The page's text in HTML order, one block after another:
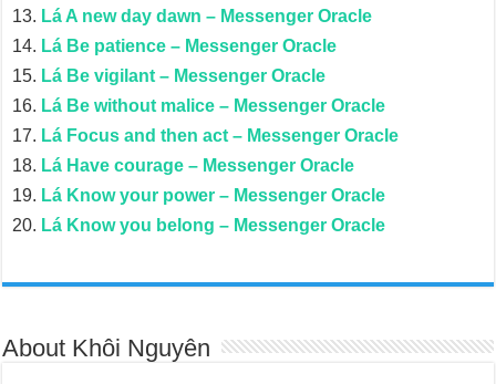
Lá A new day dawn – Messenger Oracle
Lá Be patience – Messenger Oracle
Lá Be vigilant – Messenger Oracle
Lá Be without malice – Messenger Oracle
Lá Focus and then act – Messenger Oracle
Lá Have courage – Messenger Oracle
Lá Know your power – Messenger Oracle
Lá Know you belong – Messenger Oracle
About Khôi Nguyên